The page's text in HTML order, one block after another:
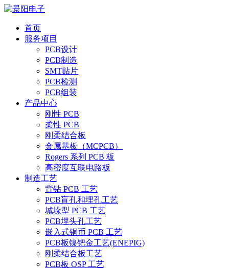
首页
服务项目
PCB设计
PCB制造
SMT贴片
PCB检测
PCB组装
产品中心
刚性 PCB
柔性 PCB
刚柔结合板
金属基板（MCPCB）
Rogers 系列 PCB 板
高密度互联电路板
制造工艺
背钻 PCB 工艺
PCB盲孔和埋孔工艺
城垛型 PCB 工艺
PCB埋头孔工艺
嵌入式铜币 PCB 工艺
PCB板镍钯金工艺(ENEPIG)
刚柔结合板工艺
PCB板 OSP 工艺